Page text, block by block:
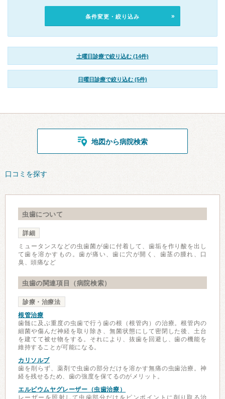
条件変更・絞り込み
土曜日診療で絞り込む (14件)
日曜日診療で絞り込む (5件)
地図から病院検索
口コミを探す
虫歯について
詳細
ミュータンスなどの虫歯菌が歯に付着して、歯垢を作り酸を出し
て歯を溶かすもの。歯が痛い、歯に穴が開く、歯茎の腫れ、口
臭、頭痛など
虫歯の関連項目（病院検索）
診療・治療法
根管治療
歯髄に及ぶ重度の虫歯で行う歯の根（根管内）の治療。根管内の
細菌や傷んだ神経を取り除き、無菌状態にして密閉した後、土台
を建てて被せ物をする。それにより、抜歯を回避し、歯の機能を
維持することが可能になる。
カリソルブ
歯を削らず、薬剤で虫歯の部分だけを溶かす無痛の虫歯治療。神
経を残せるため、歯の強度を保てるのがメリット。
エルビウムヤグレーザー（虫歯治療）
レーザーを照射して虫歯部分だけをピンポイントに削り取る治